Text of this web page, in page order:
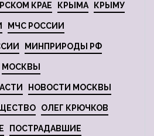
КРАЕ КРЫМА КРЫМУ
МЧС РОССИИ
МИНПРИРОДЫ РФ
МОСКВЫ
НОВОСТИ МОСКВЫ
ОЛЕГ КРЮЧКОВ
ПОСТРАДАВШИЕ